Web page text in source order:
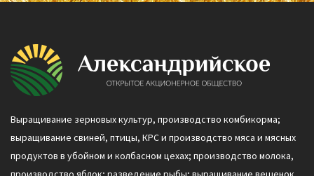
Выращивание зерновых культур, производство комбикорма;
выращивание свиней, птицы, КРС и производство мяса и мясных
продуктов в убойном и колбасном цехах; производство молока,